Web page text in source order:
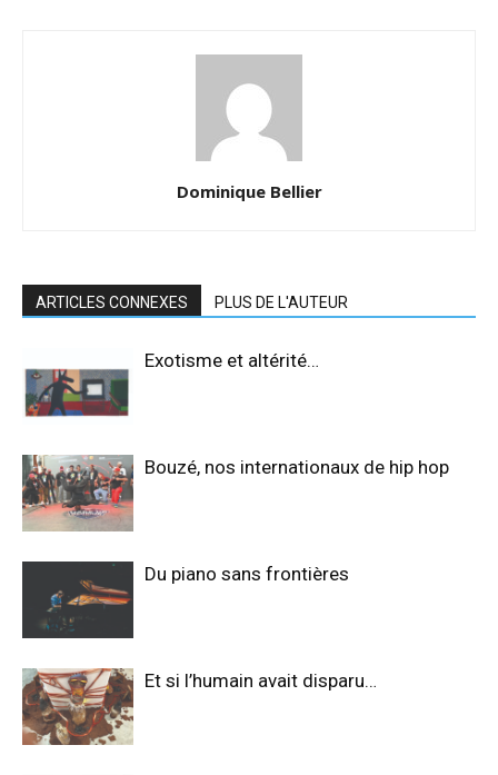
Dominique Bellier
ARTICLES CONNEXES PLUS DE L'AUTEUR
Exotisme et altérité…
Bouzé, nos internationaux de hip hop
Du piano sans frontières
Et si l’humain avait disparu…